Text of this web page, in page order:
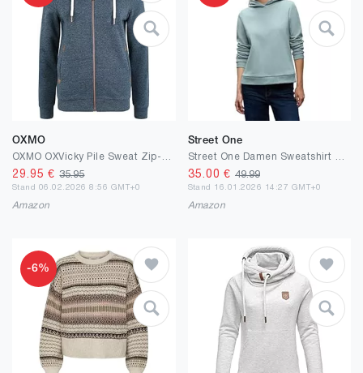
OXMO
29.95 €35.95
Stand 06.02.2026 8:56 GMT+0
Amazon
Street One
35.00 € 49.99
Stand 16.01.2026 14:27 GMT+0
Amazon
-6%